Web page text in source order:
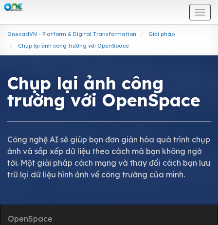
OnecadVN - Platform & Digital Transformation
Giải pháp
Chụp lại ảnh công trường với OpenSpace
Chụp lại ảnh công
trường với OpenSpace
Công nghệ AI sẽ giúp bạn đơn giản hóa quá trình chụp
ảnh và sắp xếp dữ liệu theo cách mà bạn không ngờ
tới. Một giải pháp cách mạng và thay đổi cách bạn lưu
trữ lại dữ liệu hình ảnh về công trường của mình.
OpenSpace